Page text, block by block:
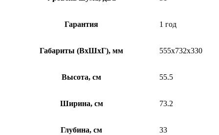
Гарантия 1 год
Габариты (ВхШхГ), мм 555x732x330
Высота, см 55.5
Ширина, см 73.2
Глубина, см 33